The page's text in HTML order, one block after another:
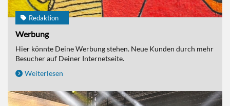
Redaktion
Werbung
Hier könnte Deine Werbung stehen. Neue Kunden durch mehr
Besucher auf Deiner Internetseite.
Weiterlesen